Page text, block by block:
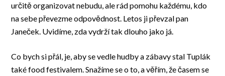
určitě organizovat nebudu, ale rád pomohu každému, kdo
na sebe převezme odpovědnost. Letos ji převzal pan
Janeček. Uvidíme, zda vydrží tak dlouho jako já.
Co bych si přál, je, aby se vedle hudby a zábavy stal Tuplák
také food festivalem. Snažíme se o to, a věřím, že časem se